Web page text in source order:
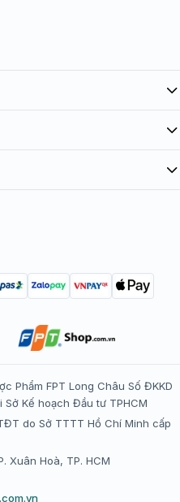
Châu
tại trung tâm tiêm chủng
nhận đặc quyền”
Phẩm FPT Long Châu Số ĐKKD
Kế hoạch Đầu tư TPHCM
do Sở TTTT Hồ Chí Minh cấp
Xuân Hoà, TP. HCM